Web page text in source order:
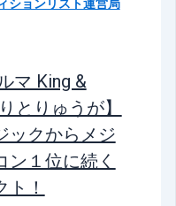
ションリスト運営局
マ King &
とりゅうが】
ックからメジ
ン１位に続く
！